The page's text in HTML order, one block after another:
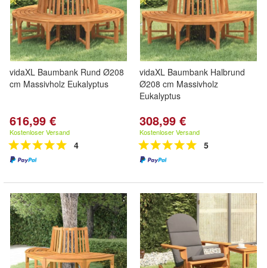
vidaXL Baumbank Rund Ø208
cm Massivholz Eukalyptus
616,99 €
Kostenloser Versand
4
vidaXL Baumbank Halbrund
Ø208 cm Massivholz
Eukalyptus
308,99 €
Kostenloser Versand
5